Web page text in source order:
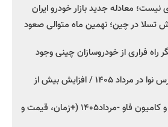
معادله جدید بازار خودرو ایران
فروش تسلا در چین؛ نهمین ماه متوالی صعود
راه فراری از خودروسازان چینی وجود
اعلام قیمت جدید پارس نوا در مرداد ۱۴۰۵ / افزایش بیش از
شروع فروش کشنده و کامیون فاو -مرداد۱۴۰۵ (+زمان، قیمت و